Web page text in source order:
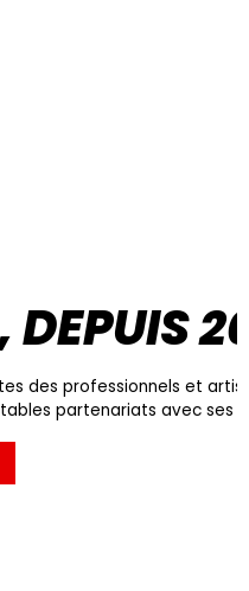
des professionnels et
partenariats avec ses